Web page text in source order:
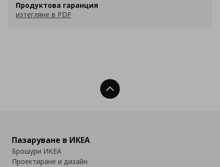
Продуктова гаранция
изтегляне в PDF
Нагоре
Пазаруване в ИКЕА
Брошури ИКЕА
Проектиране и дизайн